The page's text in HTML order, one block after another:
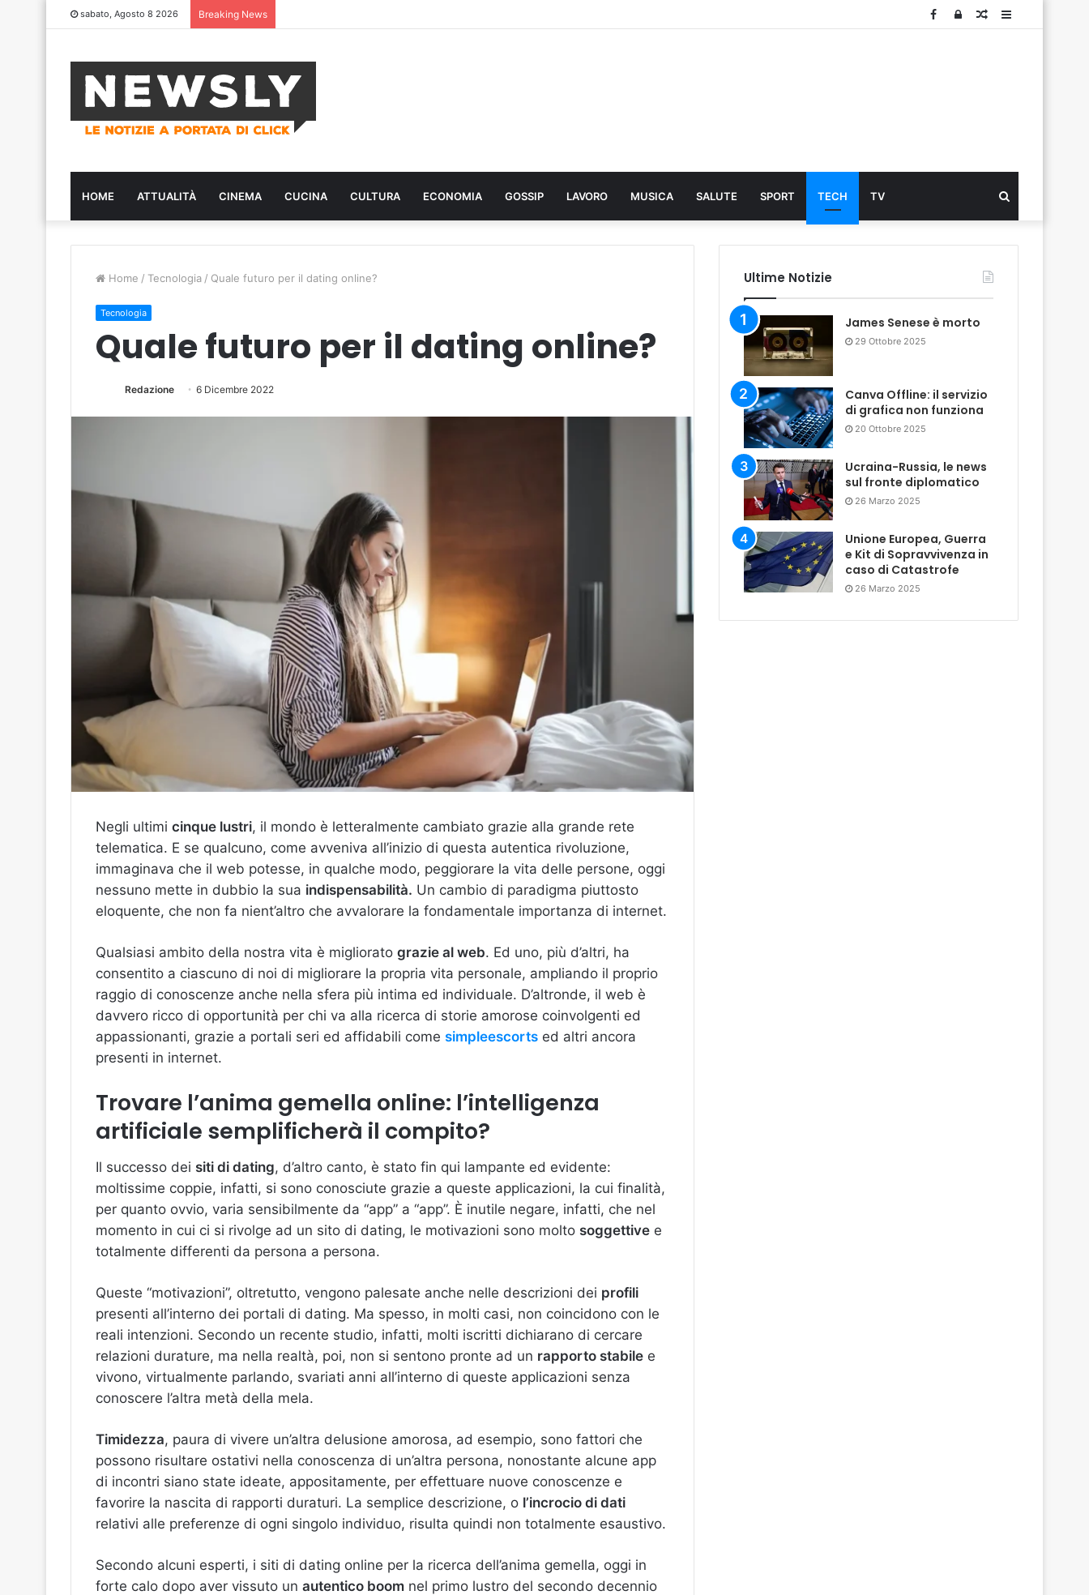
sabato, Agosto 8 2026 Breaking News Sidebar
Articolo
Log
Facebook
HOME ATTUALITÀ CINEMA CUCINA CULTURA ECONOMIA GOSSIP LAVORO MUSICA SALUTE SPORT TECH TV
...
Home / Tecnologia / Quale futuro per il dating online?
Tecnologia
Quale futuro per il dating online?
Redazione 6 Dicembre 2022
Negli ultimi cinque lustri, il mondo è letteralmente cambiato grazie alla grande rete
telematica. E se qualcuno, come avveniva all’inizio di questa autentica rivoluzione,
immaginava che il web potesse, in qualche modo, peggiorare la vita delle persone, oggi
nessuno mette in dubbio la sua indispensabilità. Un cambio di paradigma piuttosto
eloquente, che non fa nient’altro che avvalorare la fondamentale importanza di internet.
Qualsiasi ambito della nostra vita è migliorato grazie al web. Ed uno, più d’altri, ha
consentito a ciascuno di noi di migliorare la propria vita personale, ampliando il proprio
raggio di conoscenze anche nella sfera più intima ed individuale. D’altronde, il web è
davvero ricco di opportunità per chi va alla ricerca di storie amorose coinvolgenti ed
appassionanti, grazie a portali seri ed affidabili come simpleescorts ed altri ancora
presenti in internet.
Trovare l’anima gemella online: l’intelligenza
artificiale semplificherà il compito?
Il successo dei siti di dating, d’altro canto, è stato fin qui lampante ed evidente:
moltissime coppie, infatti, si sono conosciute grazie a queste applicazioni, la cui finalità,
per quanto ovvio, varia sensibilmente da “app” a “app”. È inutile negare, infatti, che nel
momento in cui ci si rivolge ad un sito di dating, le motivazioni sono molto soggettive e
totalmente differenti da persona a persona.
Queste “motivazioni”, oltretutto, vengono palesate anche nelle descrizioni dei profili
presenti all’interno dei portali di dating. Ma spesso, in molti casi, non coincidono con le
reali intenzioni. Secondo un recente studio, infatti, molti iscritti dichiarano di cercare
relazioni durature, ma nella realtà, poi, non si sentono pronte ad un rapporto stabile e
vivono, virtualmente parlando, svariati anni all’interno di queste applicazioni senza
conoscere l’altra metà della mela.
Timidezza, paura di vivere un’altra delusione amorosa, ad esempio, sono fattori che
possono risultare ostativi nella conoscenza di un’altra persona, nonostante alcune app
di incontri siano state ideate, appositamente, per effettuare nuove conoscenze e
favorire la nascita di rapporti duraturi. La semplice descrizione, o l’incrocio di dati
relativi alle preferenze di ogni singolo individuo, risulta quindi non totalmente esaustivo.
Secondo alcuni esperti, i siti di dating online per la ricerca dell’anima gemella, oggi in
forte calo dopo aver vissuto un autentico boom nel primo lustro del secondo decennio
Ultime Notizie
James Senese è morto
29 Ottobre 2025
Canva Offline: il servizio
di grafica non funziona
20 Ottobre 2025
Ucraina-Russia, le news
sul fronte diplomatico
26 Marzo 2025
Unione Europea, Guerra
e Kit di Sopravvivenza in
caso di Catastrofe
26 Marzo 2025